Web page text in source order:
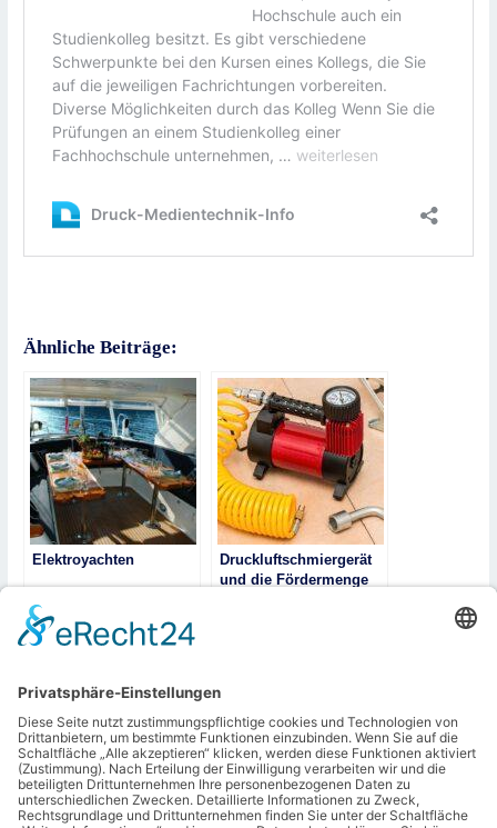
Ähnliche Beiträge:
Elektroyachten
Druckluftschmiergerät
und die Fördermenge
DAKKS Kalibrierung –
Gibt es klare